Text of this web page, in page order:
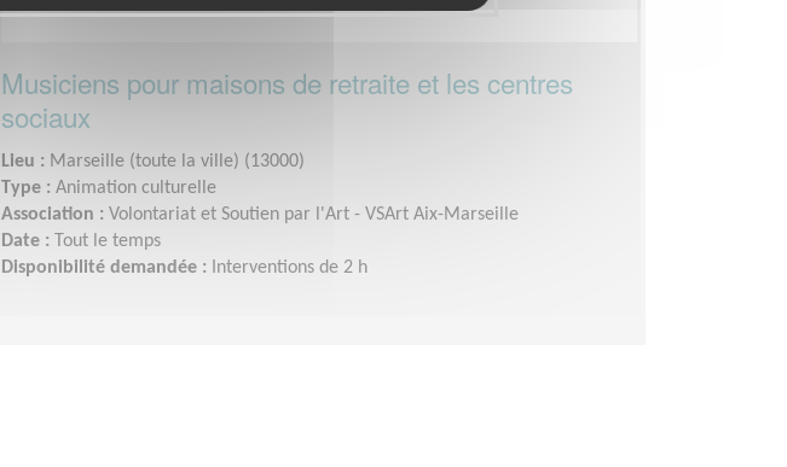
Musiciens pour maisons de retraite et les centres
sociaux
Lieu : Marseille (toute la ville) (13000)
Type : Animation culturelle
Association : Volontariat et Soutien par l'Art - VSArt Aix-Marseille
Date :
Tout le temps
Disponibilité demandée :
Interventions de 2 h